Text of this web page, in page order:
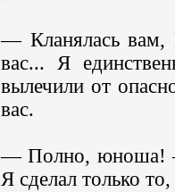
— Кланялась вам,
вас... Я
вылечили от
вас.
— Полно, юноша! —
Я сделал только